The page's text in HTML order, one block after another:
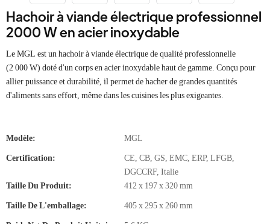
Hachoir à viande électrique professionnel
2000 W en acier inoxydable
Le MGL est un hachoir à viande électrique de qualité professionnelle
(2 000 W) doté d'un corps en acier inoxydable haut de gamme. Conçu pour
allier puissance et durabilité, il permet de hacher de grandes quantités
d'aliments sans effort, même dans les cuisines les plus exigeantes.
Modèle: MGL
Certification:
CE, CB, GS, EMC, ERP, LFGB,
DGCCRF, Italie
Taille Du Produit:
412 x 197 x 320 mm
Taille De L'emballage: 405 x 295 x 260 mm